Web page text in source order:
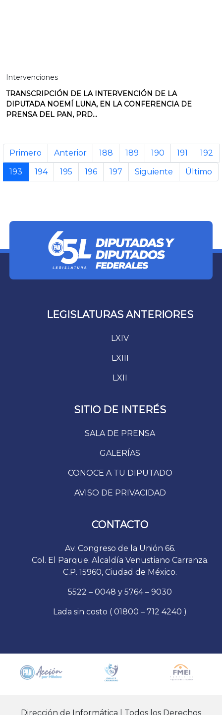
Intervenciones
TRANSCRIPCIÓN DE LA INTERVENCIÓN DE LA
DIPUTADA NOEMÍ LUNA, EN LA CONFERENCIA DE
PRENSA DEL PAN, PRD...
Primero Anterior 188 189 190 191
192
193
194 195 196 197 Siguiente Último
LEGISLATURAS ANTERIORES
LXIV
LXIII
LXII
SITIO DE INTERÉS
SALA DE PRENSA
GALERÍAS
CONOCE A TU DIPUTADO
AVISO DE PRIVACIDAD
CONTACTO
Av. Congreso de la Unión 66.
Col. El Parque. Alcaldía Venustiano Carranza.
C.P. 15960, Ciudad de México.
5522 – 0048 y 5764 – 9030
Lada sin costo ( 01800 – 712 4240 )
Dirección de Informática | Todos los Derechos